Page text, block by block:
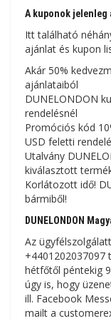
A kuponok jelenleg
Itt található
ajánlat és kupon
Akár 50%
ajánlataiból
DUNELONDON
rendelésnél
Promóciós kód
USD feletti
Utalvány
kiválasztott
Korlátozott idő!
bármiből!
DUNELONDON
Az
+4401202037097
hétfőtől péntekig
úgy is, hogy
ill. Facebook
mailt a